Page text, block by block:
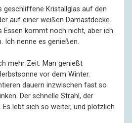
geschliffene Kristallglas auf den
auf einer weißen Damastdecke
Essen kommt noch nicht, aber ich
Ich nenne es genießen.
mehr Zeit. Man genießt
vor dem Winter.
dauern inzwischen fast so
Der schnelle Strahl, der
Es lebt sich so weiter, und plötzlich